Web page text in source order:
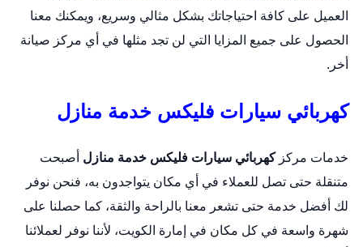
العميل على كافة احتياجاتك بشكل مثالي وسريع، ويمكنك معنا
الحصول على جميع المزايا التي لن تجد مثلها في أي مركز صيانة
أخر.
كهربائي سيارات فليكس خدمة منازل
خدمات مركزكهربائي سيارات فليكس خدمة منازل أصبحت
متنقلة حتى تصل للعملاء في أي مكان يتواجدون به، فنحن نوفر
لك أفضل خدمة حتى تشعر معنا بالراحة والثقة، كما حصلنا على
شهرة واسعة في كل مكان في إمارة الكويت، لأننا نوفر لعملائنا